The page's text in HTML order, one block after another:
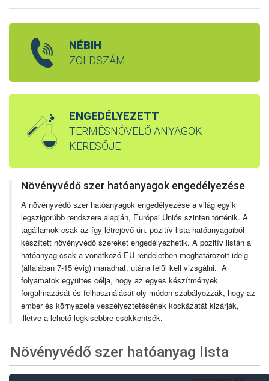
NÉBIH
ZÖLDSZÁM
ENGEDÉLYEZETT
TERMÉSNÖVELŐ ANYAGOK
KERESŐJE
Növényvédő szer hatóanyagok engedélyezése
A növényvédő szer hatóanyagok engedélyezése a világ egyik
legszigorúbb rendszere alapján, Európai Uniós szinten történik. A
tagállamok csak az így létrejövő ún. pozitív lista hatóanyagaiból
készített növényvédő szereket engedélyezhetik. A pozitív listán a
hatóanyag csak a vonatkozó EU rendeletben meghatározott ideig
(általában 7-15 évig) maradhat, utána felül kell vizsgálni. A
folyamatok együttes célja, hogy az egyes készítmények
forgalmazását és felhasználását oly módon szabályozzák, hogy az
ember és környezete veszélyeztetésének kockázatát kizárják,
illetve a lehető legkisebbre csökkentsék.
Növényvédő szer hatóanyag lista